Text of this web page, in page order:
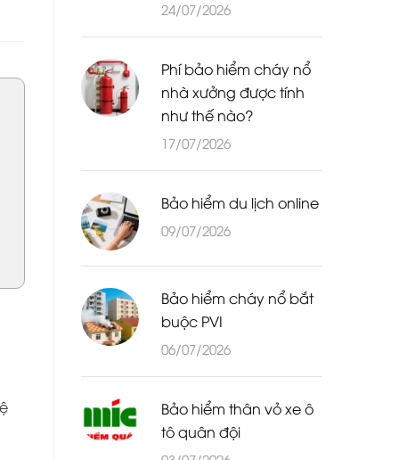
24/07/2026
Phí bảo hiểm cháy nổ
nhà xưởng được tính
như thế nào?
17/07/2026
Bảo hiểm du lịch online
09/07/2026
Bảo hiểm cháy nổ bắt
buộc PVI
06/07/2026
Bảo hiểm thân vỏ xe ô
tô quân đội